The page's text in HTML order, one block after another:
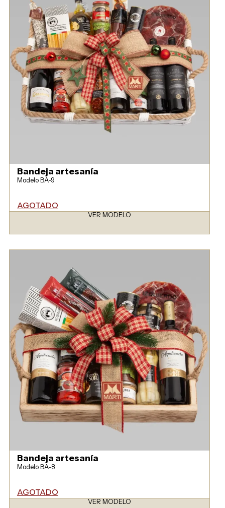
Bandeja artesanía
Modelo BA-9
AGOTADO
VER MODELO
Bandeja artesanía
Modelo BA-8
AGOTADO
VER MODELO